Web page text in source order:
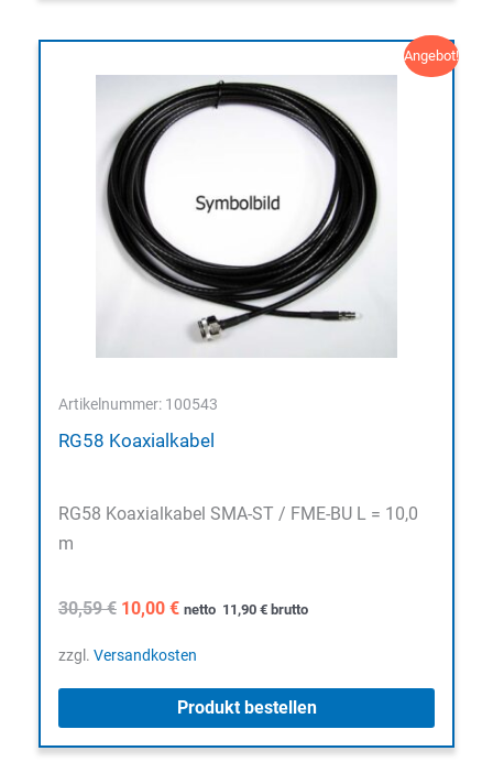
Angebot!
Artikelnummer: 100543
RG58 Koaxialkabel
RG58 Koaxialkabel SMA-ST / FME-BU L = 10,0
m
30,59€ Ursprünglicher
war:
10,00 €Aktueller
ist:
netto 11,90 € brutto
zzgl. Versandkosten
Produkt bestellen